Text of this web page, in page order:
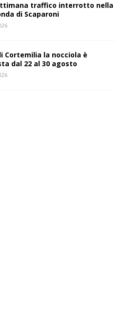
traffico interrotto nella
di Scaparoni
Cortemilia la nocciola è
dal 22 al 30 agosto